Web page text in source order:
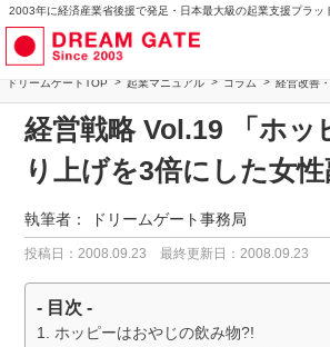
2003年に経済産業省後援で発足・日本最大級の起業支援プラッ
ドリームゲートTOP 起業マニュアル コラム 経営改善
経営戦略 Vol.19 「ホッ
り上げを3倍にした女
執筆者： ドリームゲート事務局
投稿日：2008.09.23 最終更新日：2008.09.23
- 目次 -
ホッピーはおやじの飲み物?!